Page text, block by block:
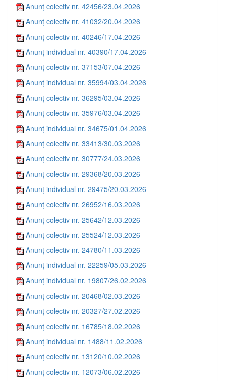
Anunț colectiv nr. 42456/23.04.2026
Anunț colectiv nr. 41032/20.04.2026
Anunț colectiv nr. 40246/17.04.2026
Anunț individual nr. 40390/17.04.2026
Anunț colectiv nr. 37153/07.04.2026
Anunț individual nr. 35994/03.04.2026
Anunț colectiv nr. 36295/03.04.2026
Anunț colectiv nr. 35976/03.04.2026
Anunț individual nr. 34675/01.04.2026
Anunț colectiv nr. 33413/30.03.2026
Anunț colectiv nr. 30777/24.03.2026
Anunț colectiv nr. 29368/20.03.2026
Anunț individual nr. 29475/20.03.2026
Anunț colectiv nr. 26952/16.03.2026
Anunț colectiv nr. 25642/12.03.2026
Anunț colectiv nr. 25524/12.03.2026
Anunț colectiv nr. 24780/11.03.2026
Anunț individual nr. 22259/05.03.2026
Anunț individual nr. 19807/26.02.2026
Anunț colectiv nr. 20468/02.03.2026
Anunț colectiv nr. 20327/27.02.2026
Anunț colectiv nr. 16785/18.02.2026
Anunț individual nr. 1488/11.02.2026
Anunț colectiv nr. 13120/10.02.2026
Anunț colectiv nr. 12073/06.02.2026